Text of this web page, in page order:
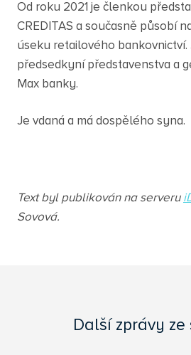
Od roku 2021 je členkou
CREDITAS a současně působí
úseku retailového bankovnictví.
předsedkyní představenstva a
Max banky.
Je vdaná a má dospělého syna.
Text byl publikován na serveru
Sovová.
Další zprávy ze